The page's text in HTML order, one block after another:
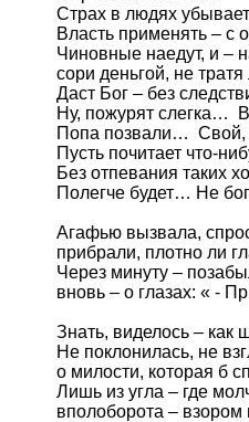
Страх в людях
Власть применять – с
Чиновные наедут, и –
сори деньгой, не
Даст Бог – без
Ну, пожурят слегка…
Попа позвали…  Свой,
Пусть почитает что-
Без отпевания таких
Полегче будет… Не
Агафью вызвала,
прибрали, плотно ли
Через минуту –
вновь – о глазах: « -
Знать, виделось –
Не поклонилась, не
о милости, которая б
Лишь из угла – где
вполоборота – взором